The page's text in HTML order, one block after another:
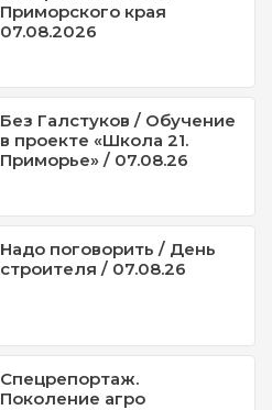
Приморского края
07.08.2026
Без Галстуков / Обучение
в проекте «Школа 21.
Приморье» / 07.08.26
Надо поговорить / День
строителя / 07.08.26
Спецрепортаж.
Поколение агро